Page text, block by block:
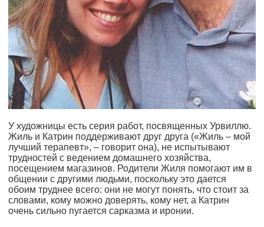
У художницы есть серия работ, посвященных Урвиллю.
Жиль и Катрин поддерживают друг друга («Жиль – мой
лучший терапевт», – говорит она), не испытывают
трудностей с ведением домашнего хозяйства,
посещением магазинов. Родители Жиля помогают им в
общении с другими людьми, поскольку это дается
обоим труднее всего: они не могут понять, что стоит за
словами, кому можно доверять, кому нет, а Катрин
очень сильно пугается сарказма и иронии.